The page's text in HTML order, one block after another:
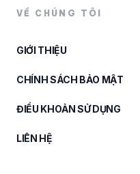
VỀ CHÚNG TÔI
GIỚI THIỆU
CHÍNH SÁCH BẢO MẬT
ĐIỀU KHOẢN SỬ DỤNG
LIÊN HỆ